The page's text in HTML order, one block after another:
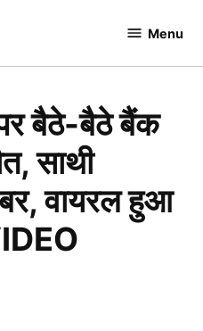
Menu
बैठे-बैठे बैंक
साथी
वायरल हुआ